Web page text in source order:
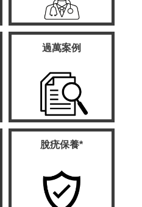
過萬案例
脫疣保養*